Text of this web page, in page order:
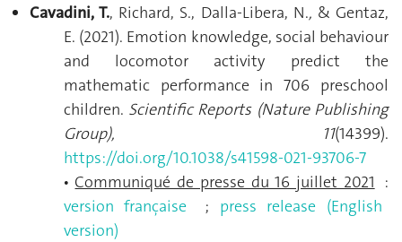
Cavadini, T., Richard, S., Dalla-Libera, N., & Gentaz,
E. (2021). Emotion knowledge, social behaviour
and locomotor activity predict the
mathematic performance in 706 preschool
children. Scientific Reports (Nature Publishing
Group), 11(14399).
https://doi.org/10.1038/s41598-021-93706-7
• Communiqué de presse du 16 juillet 2021 :
version française
; press release (English
version)